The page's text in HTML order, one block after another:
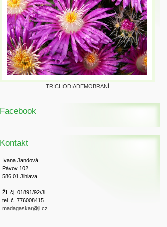
TRICHODIADEMOBRANÍ
Facebook
Kontakt
Ivana Jandová
Pávov 102
586 01 Jihlava
ŽL čj. 01891/92/Ji
tel. č. 776008415
madagaskar@ji.cz